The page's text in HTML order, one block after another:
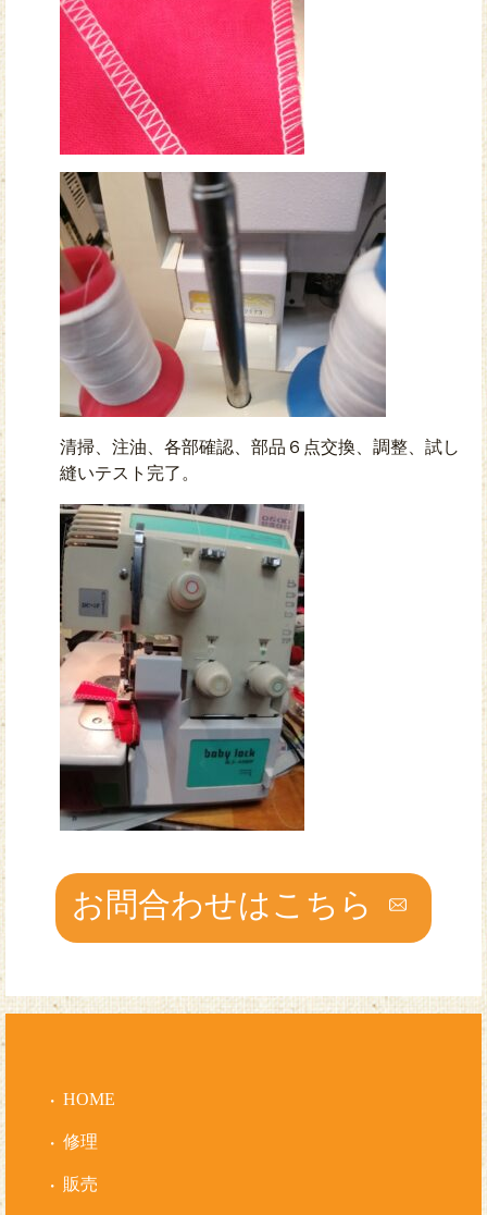
清掃、注油、各部確認、部品６点交換、調整、試し
縫いテスト完了。
お問合わせはこちら
HOME
修理
販売